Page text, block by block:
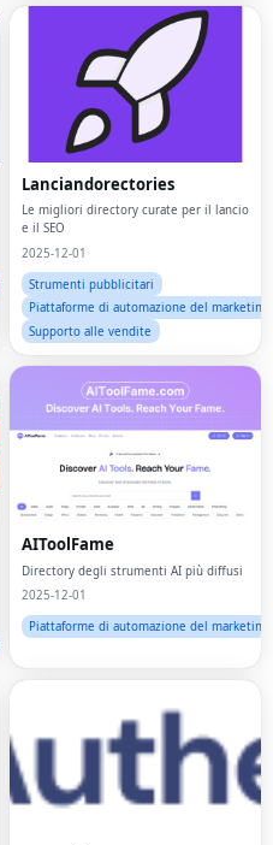
Lanciandorectories
Le migliori directory curate per il lancio
e il SEO
2025-12-01
Strumenti pubblicitari
Piattaforme di automazione del marketing
Supporto alle vendite
AIToolFame
Directory degli strumenti AI più diffusi
2025-12-01
Piattaforme di automazione del marketing